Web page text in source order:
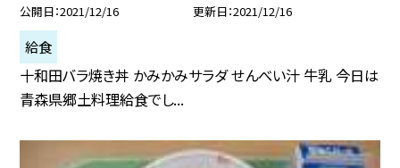
公開日 2021/12/16 更新日 2021/12/16
給食
十和田バラ焼き丼 かみかみサラダ せんべい汁 牛乳 今日は
青森県郷土料理給食でし...